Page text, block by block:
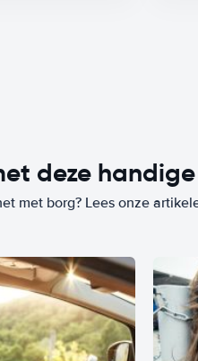
deze
met borg? Lees onze